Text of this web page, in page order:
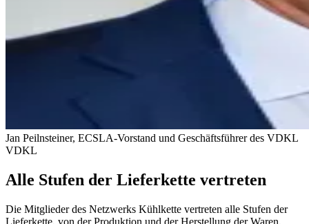
Jan Peilnsteiner, ECSLA-Vorstand und Geschäftsführer des VDKL
VDKL
Alle Stufen der Lieferkette vertreten
Die Mitglieder des Netzwerks Kühlkette vertreten alle Stufen der
Lieferkette, von der Produktion und der Herstellung der Waren,